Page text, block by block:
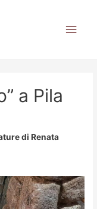
a Pila
di Renata